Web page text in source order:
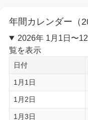
年間カレンダー（
2026年 1月1日〜
覧を表示
日付
1月1日
1月2日
1月3日